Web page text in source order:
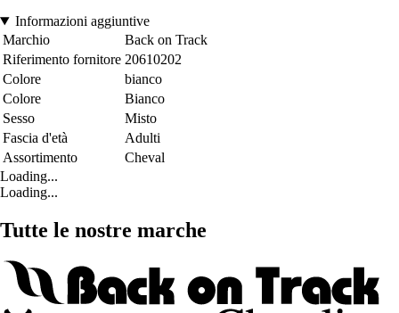
Informazioni aggiuntive
Marchio
Back on Track
Riferimento fornitore 20610202
Colore
bianco
Colore
Bianco
Sesso
Misto
Fascia d'età
Adulti
Assortimento
Cheval
Loading...
Loading...
Tutte le nostre marche